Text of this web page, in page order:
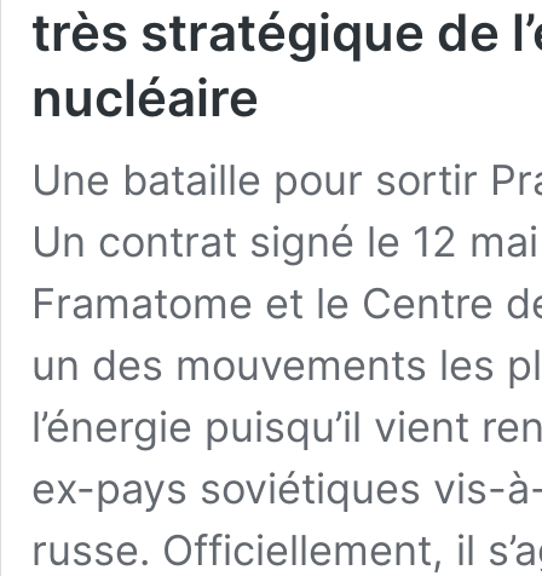
très stratégique de
nucléaire
Une bataille pour sortir
Un contrat signé le 12
Framatome et le Centre
un des mouvements les
l’énergie puisqu’il vient
ex-pays soviétiques vis-
russe. Officiellement, il